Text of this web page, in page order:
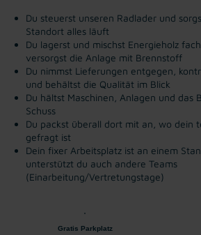
Du steuerst unseren Radlader und
Standort alles läuft
Du lagerst und mischst Energieholz
versorgst die Anlage mit Brennstoff
Du nimmst Lieferungen entgegen,
und behältst die Qualität im Blick
Du hältst Maschinen, Anlagen und das
Schuss
Du packst überall dort mit an, wo dein
gefragt ist
Dein fixer Arbeitsplatz ist an einem
unterstützt du auch andere Teams
(Einarbeitung/Vertretungstage)
Gratis Parkplatz